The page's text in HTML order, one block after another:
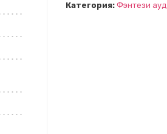
Категория: Фэнтези